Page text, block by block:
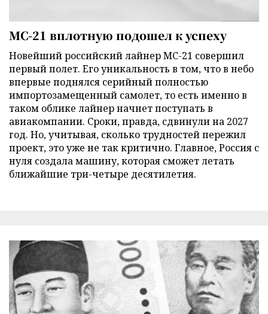
МС-21 вплотную подошел к успеху
Новейший российский лайнер МС-21 совершил
первый полет. Его уникальность в том, что в небо
впервые поднялся серийный полностью
импортозамещенный самолет, то есть именно в
таком облике лайнер начнет поступать в
авиакомпании. Сроки, правда, сдвинули на 2027
год. Но, учитывая, сколько трудностей пережил
проект, это уже не так критично. Главное, Россия с
нуля создала машину, которая сможет летать
ближайшие три-четыре десятилетия.